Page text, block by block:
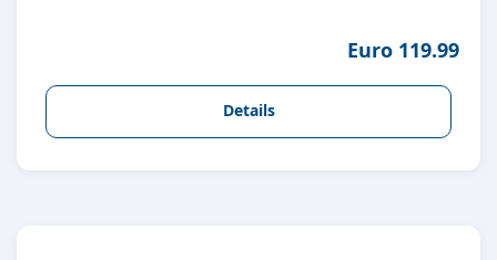
Euro 119.99
Details